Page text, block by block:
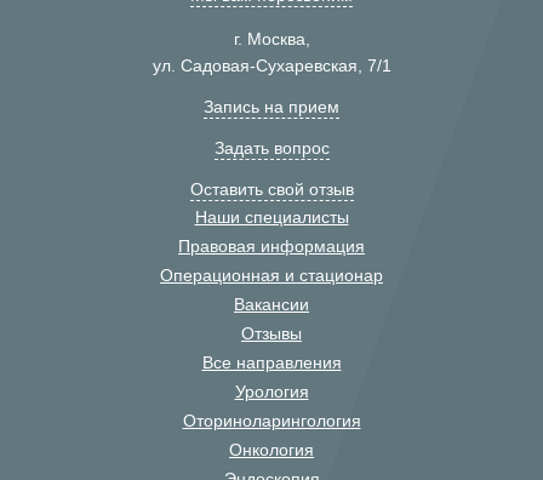
г. Москва,
ул. Садовая-Сухаревская, 7/1
Запись на прием
Задать вопрос
Оставить свой отзыв
Наши специалисты
Правовая информация
Операционная и стационар
Вакансии
Отзывы
Все направления
Урология
Оториноларингология
Онкология